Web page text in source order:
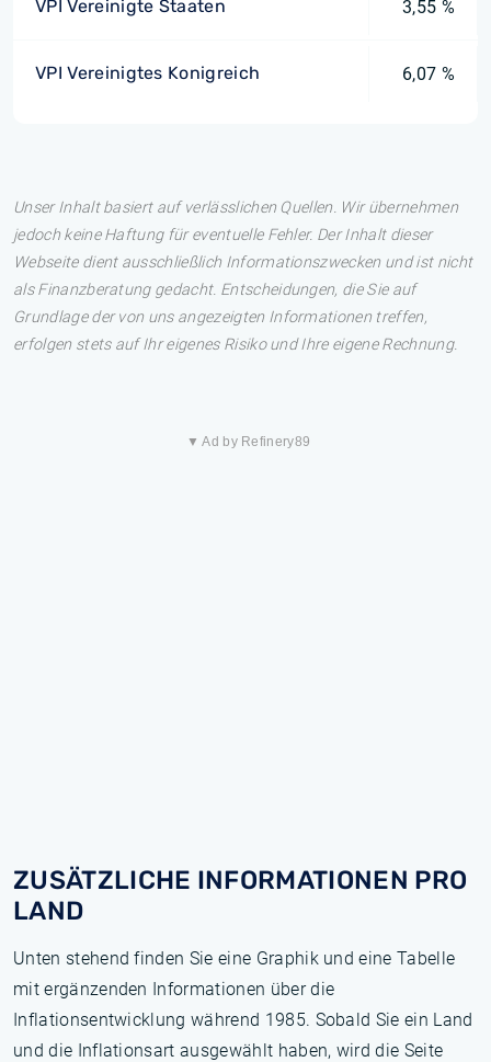
VPI Vereinigte Staaten 3,55 %
VPI Vereinigtes Konigreich 6,07 %
Unser Inhalt basiert auf verlässlichen Quellen. Wir übernehmen
jedoch keine Haftung für eventuelle Fehler. Der Inhalt dieser
Webseite dient ausschließlich Informationszwecken und ist nicht
als Finanzberatung gedacht. Entscheidungen, die Sie auf
Grundlage der von uns angezeigten Informationen treffen,
erfolgen stets auf Ihr eigenes Risiko und Ihre eigene Rechnung.
▼ Ad by Refinery89
ZUSÄTZLICHE INFORMATIONEN PRO
LAND
Unten stehend finden Sie eine Graphik und eine Tabelle
mit ergänzenden Informationen über die
Inflationsentwicklung während 1985. Sobald Sie ein Land
und die Inflationsart ausgewählt haben, wird die Seite